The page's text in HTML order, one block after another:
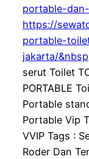
portable-
https://
portable-
jakarta/&nbsp
serut Toilet
PORTABLE
Portable
Portable Vip
VVIP Tags :
Roder Dan